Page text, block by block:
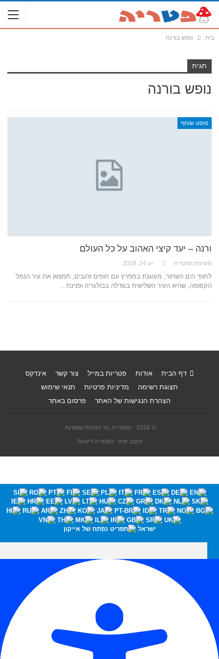
בית נופש בורנה
תגית
נופש בורנה
פוסט שותף
ורנה – יעד קיצי האהוב על כל העולם
מערכת הפטריה יונ 24, 2018
לחופי הים השחור, מעוגנת במפרץ עם חופים זהובים, תמצאו את עיר הנמל
הקסומה, שהיא העיר השלישית בגודלה בבולגריה ופנינת…
דף הבית אודות פטריות במייל צור קשר
אינדקס
תצוגת רשימה
מדיניות פרטיות
תנאי שימוש
הצהרת הנגישות של האתר
פרסום באתר
© 2026 - הפטריה. כל הזכויות שמורות.
עיצוב אתר: הפטריה דיגיטל
ישראל